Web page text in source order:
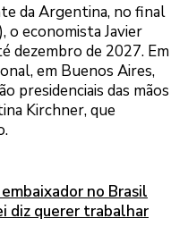
da Argentina, no final
o economista Javier
dezembro de 2027. Em
em Buenos Aires,
presidenciais das mãos
Kirchner, que
no Brasil
diz querer trabalhar